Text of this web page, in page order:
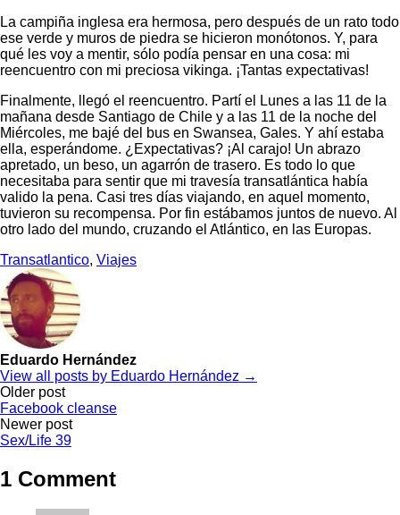
La campiña inglesa era hermosa, pero después de un rato todo
ese verde y muros de piedra se hicieron monótonos. Y, para
qué les voy a mentir, sólo podía pensar en una cosa: mi
reencuentro con mi preciosa vikinga. ¡Tantas expectativas!
Finalmente, llegó el reencuentro. Partí el Lunes a las 11 de la
mañana desde Santiago de Chile y a las 11 de la noche del
Miércoles, me bajé del bus en Swansea, Gales. Y ahí estaba
ella, esperándome. ¿Expectativas? ¡Al carajo! Un abrazo
apretado, un beso, un agarrón de trasero. Es todo lo que
necesitaba para sentir que mi travesía transatlántica había
valido la pena. Casi tres días viajando, en aquel momento,
tuvieron su recompensa. Por fin estábamos juntos de nuevo. Al
otro lado del mundo, cruzando el Atlántico, en las Europas.
Transatlantico, Viajes
Eduardo Hernández
View all posts by Eduardo Hernández →
Post
navigation
Older post
Facebook cleanse
Newer post
Sex/Life 39
1 Comment